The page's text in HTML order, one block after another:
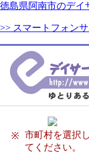
徳島県阿南市のデイ
>> スマートフォン
※
市町村を選択し
てください。